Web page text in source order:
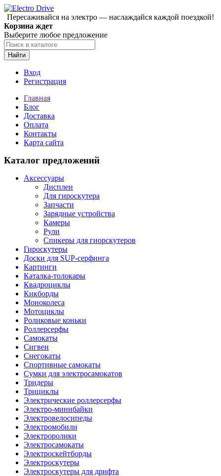
Пересаживайся на электро — наслаждайся каждой поездкой!
Корзина ждет
Выберите любое предложение
Найти
Вход
Регистрация
Главная
Блог
Доставка
Оплата
Контакты
Карта сайта
Каталог предложений
Аксессуары
Дисплеи
Для гироскутера
Запчасти
Зарядные устройства
Камеры
Рули
Спикеры для гиорскутеров
Гироскутеры
Доски для SUP-серфинга
Картинги
Каталка-толокары
Квадроциклы
Кикборды
Моноколеса
Мотоциклы
Роликовые коньки
Роллерсерфы
Самокаты
Сигвеи
Снегокаты
Спортивные самокаты
Сумки для электросамокатов
Тридеры
Трициклы
Электрические роллерсерфы
Электро-минибайки
Электровелосипеды
Электромобили
Электроролики
Электросамокаты
Электроскейтборды
Электроскутеры
Электроскутеры для дрифта